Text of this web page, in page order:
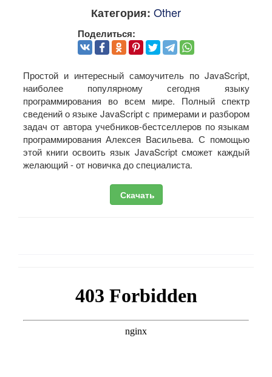
Категория: Other
Поделиться:
Простой и интересный самоучитель по JavaScript,
наиболее популярному сегодня языку
программирования во всем мире. Полный спектр
сведений о языке JavaScript с примерами и разбором
задач от автора учебников-бестселлеров по языкам
программирования Алексея Васильева. С помощью
этой книги освоить язык JavaScript сможет каждый
желающий - от новичка до специалиста.
Скачать